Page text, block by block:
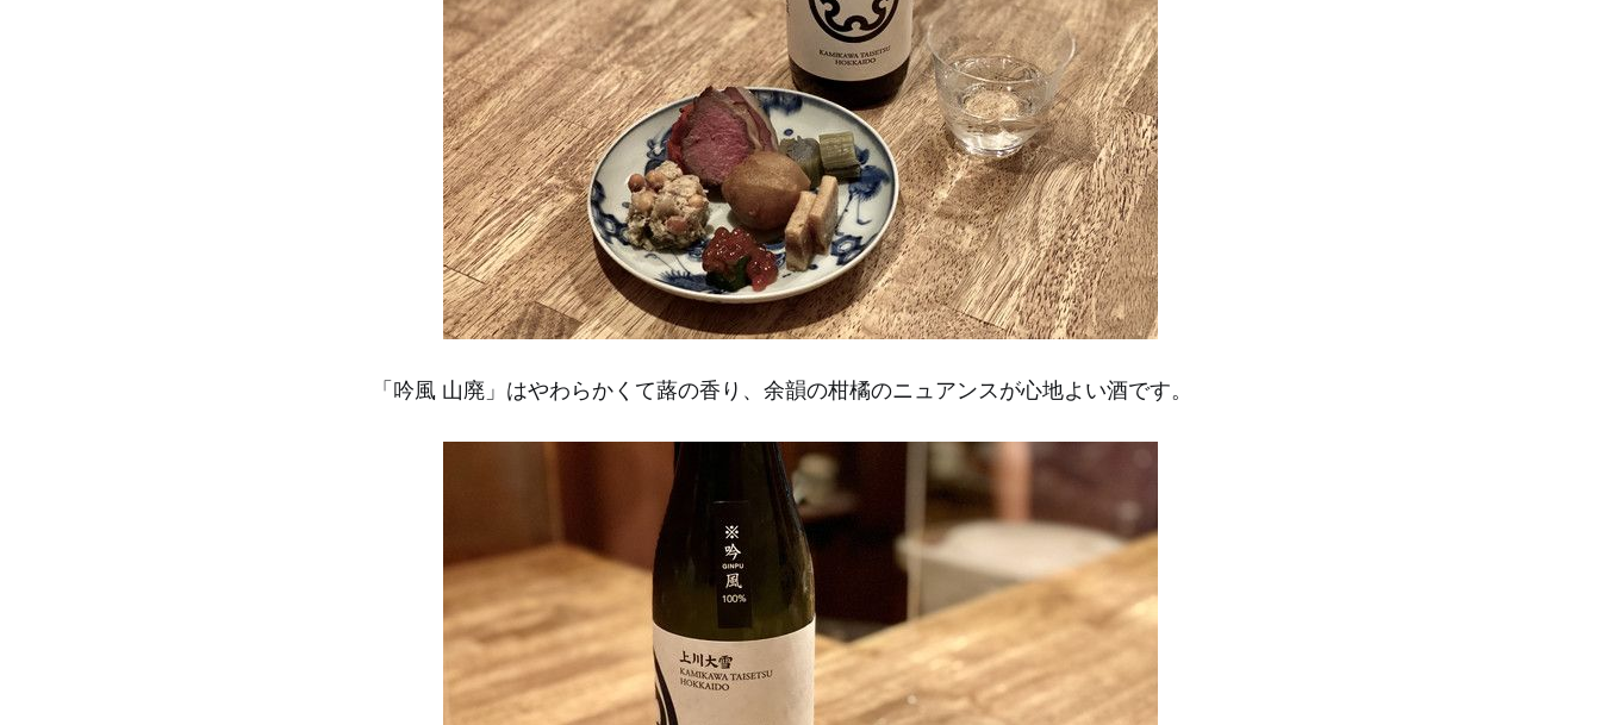
「吟風 山廃」はやわらかくて蕗の香り、余韻の柑橘のニュアンスが心地よい酒です。